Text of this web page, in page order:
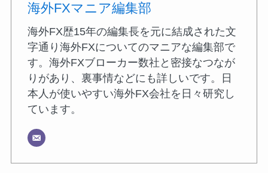
海外FXマニア編集部
海外FX歴15年の編集長を元に結成された文
字通り海外FXについてのマニアな編集部で
す。海外FXブローカー数社と密接なつなが
りがあり、裏事情などにも詳しいです。日
本人が使いやすい海外FX会社を日々研究し
ています。